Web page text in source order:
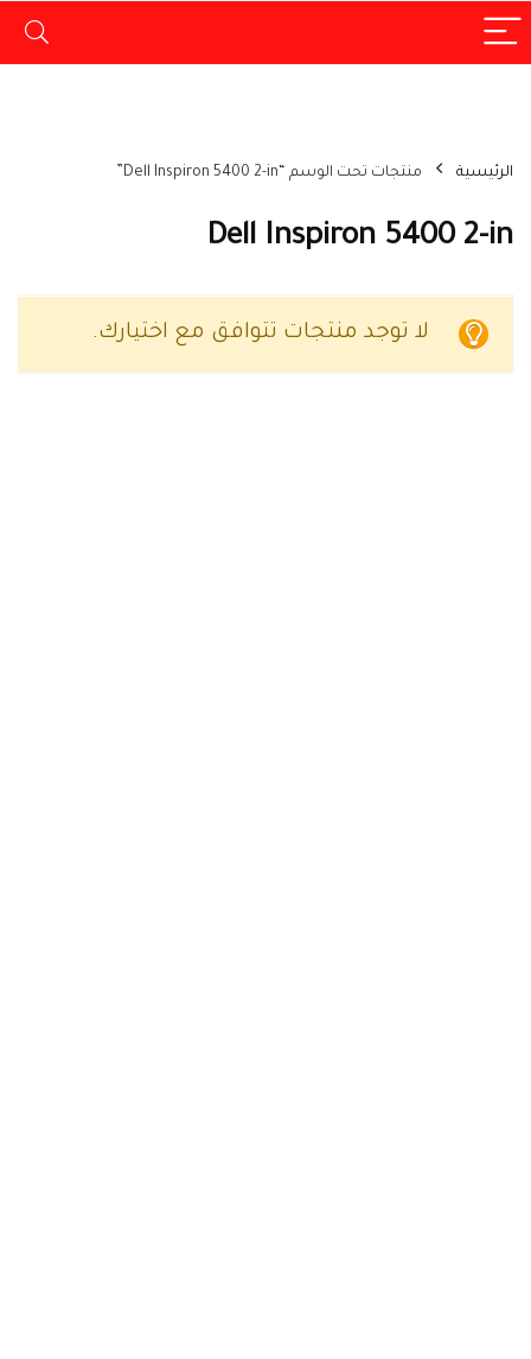
الرئيسية منتجات تحت الوسم “Dell Inspiron 5400 2-in”
Dell Inspiron 5400 2-in
لا توجد منتجات تتوافق مع اختيارك.